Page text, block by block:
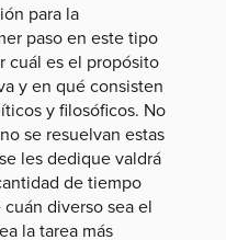
para la
paso en este tipo
cuál es el propósito
y en qué consisten
y filosóficos. No
se resuelvan estas
les dedique valdrá
de tiempo
diverso sea el
la tarea más